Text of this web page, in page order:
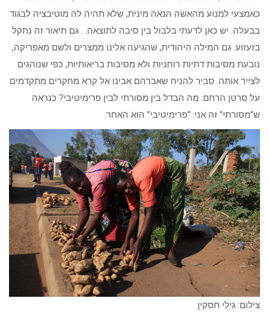
כאמצעי למנוע מהאשה הנאה מינית, שלא תהיה לה מוטיבציה לבגוד
בבעלה. יש כאן לדעתי בלבול בין סיבה לתוצאה. . גם תיאור זה נתקל
בזעזוע. גם המילה היהודית, שהגיעה אלינו ממצרים ולשם מאפריקה,
נובעת מסיבות דתיות רוחניות ולא מסיבות בריאותיות, כפי שנוהגים
לצייר אותה. סביר להניח שאברהם אבינו אל קרא מחקרים מתקדמים
על סרטן הרחם. מה הבדל בין מסורתי לבין פרימיטיבי? כנראה
ש”מסורתי” זה אני. “פרימיטיבי” הוא האחר.
צילום: גילי חסקין